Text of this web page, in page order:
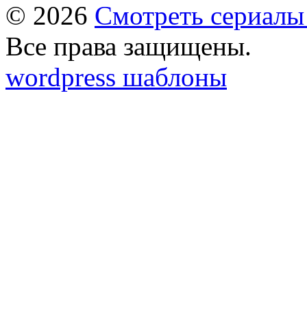
© 2026 Смотреть
Все права защищены.
wordpress шаблоны